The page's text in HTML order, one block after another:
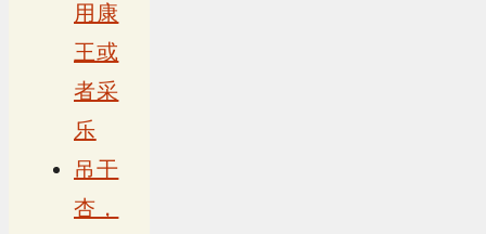
用康
王或
者采
乐
吊干
杏，